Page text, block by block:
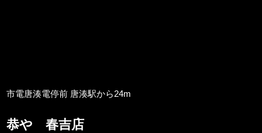
市電唐湊電停前 唐湊駅から24m
恭や 春吉店